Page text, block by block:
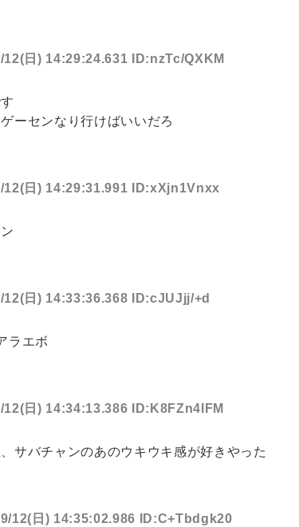
12(日) 14:29:24.631 ID:nzTc/QXKM
ーセンなり行けばいいだろ
12(日) 14:29:31.991 ID:xXjn1Vnxx
12(日) 14:33:36.368 ID:cJUJjj/+d
ラエボ
12(日) 14:34:13.386 ID:K8FZn4IFM
サバチャンのあのウキウキ感が好きやった
12(日) 14:35:02.986 ID:C+Tbdgk20